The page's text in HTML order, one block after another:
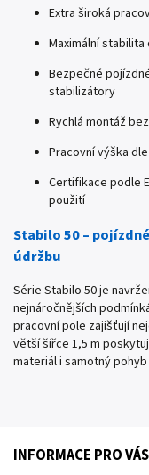
Extra široká
Maximální
Bezpečné
stabilizátory
Rychlá montáž
Pracovní výška
Certifikace podle
použití
Stabilo 50 –
údržbu
Série Stabilo 50 je
nejnáročnějších
pracovní pole zajišťují
větší šířce 1,5 m
materiál i samotný
INFORMACE PRO VÁS